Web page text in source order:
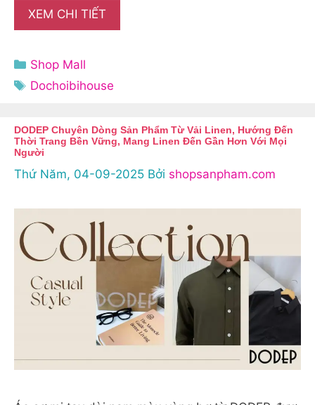
XEM CHI TIẾT
Danh
mục
Shop Mall
Thẻ
Dochoibihouse
DODEP Chuyên Dòng Sản Phẩm Từ Vải Linen, Hướng Đến
Thời Trang Bền Vững, Mang Linen Đến Gần Hơn Với Mọi
Người
Thứ Năm, 04-09-2025 Bởi shopsanpham.com